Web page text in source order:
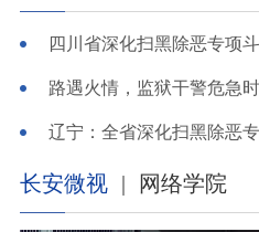
长安微视 | 网络学院